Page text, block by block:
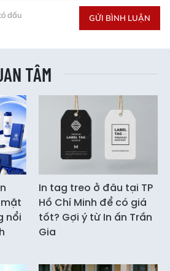
dấu GỬI BÌNH LUẬN
TÂM
nổi
In tag treo ở đâu tại TP
Hồ Chí Minh để có giá
tốt? Gợi ý từ In ấn Trần
Gia